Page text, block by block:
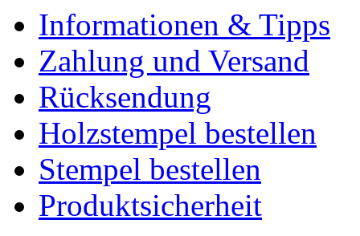
Informationen & Tipps
Zahlung und Versand
Rücksendung
Holzstempel bestellen
Stempel bestellen
Produktsicherheit